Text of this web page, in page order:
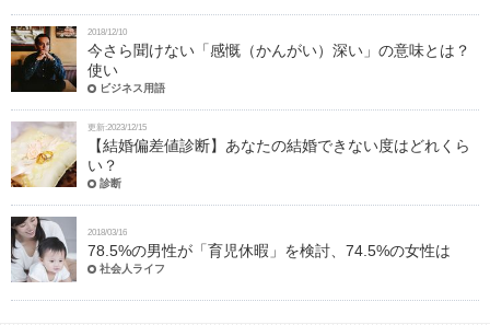
2018/12/10
今さら聞けない「感慨（かんがい）深い」の意味とは？
使い
ビジネス用語
更新:2023/12/15
【結婚偏差値診断】あなたの結婚できない度はどれくら
い？
診断
2018/03/16
78.5%の男性が「育児休暇」を検討、74.5%の女性は
社会人ライフ